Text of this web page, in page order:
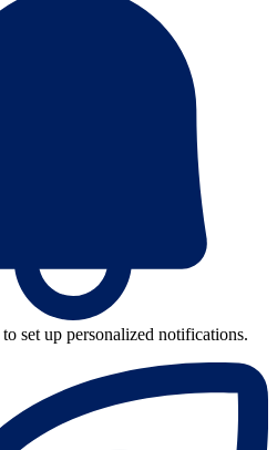
to set up personalized notifications.